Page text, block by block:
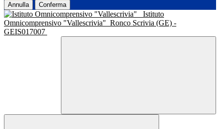
Annulla Conferma
Istituto
Omnicomprensivo "Vallescrivia" Ronco Scrivia (GE) -
GEIS017007